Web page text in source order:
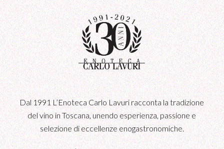
Dal 1991 L’Enoteca Carlo Lavuri racconta la tradizione
del vino in Toscana, unendo esperienza, passione e
selezione di eccellenze enogastronomiche.